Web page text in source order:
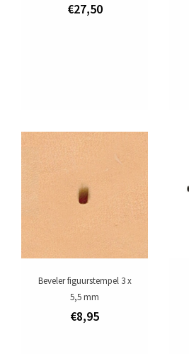
€27,50
Beveler figuurstempel 3 x
5,5 mm
€8,95